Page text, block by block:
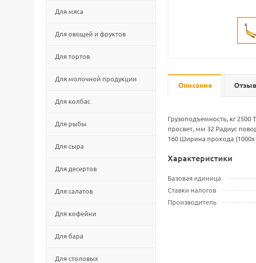
Для мяса
Для овощей и фруктов
Для тортов
Для молочной продукции
Для колбас
Для рыбы
Для сыра
Для десертов
Для салатов
Для кофейни
Для бара
Для столовых
Описание
Грузоподъемность, кг
просвет, мм 32 Радиус
160 Ширина прохода
Характеристики
Базовая единица
Ставки налогов
Производитель